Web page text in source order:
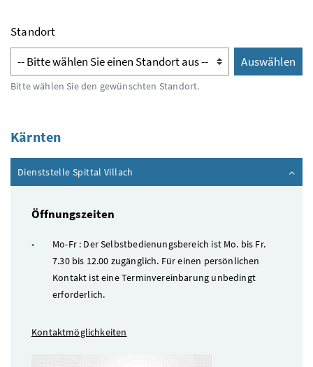
Standort
Auswählen
Bitte wählen Sie den gewünschten Standort.
Kärnten
Dienststelle Spittal Villach
Öffnungszeiten
Mo-Fr : Der Selbstbedienungsbereich ist Mo. bis Fr.
7.30 bis 12.00 zugänglich. Für einen persönlichen
Kontakt ist eine Terminvereinbarung unbedingt
erforderlich.
Kontaktmöglichkeiten